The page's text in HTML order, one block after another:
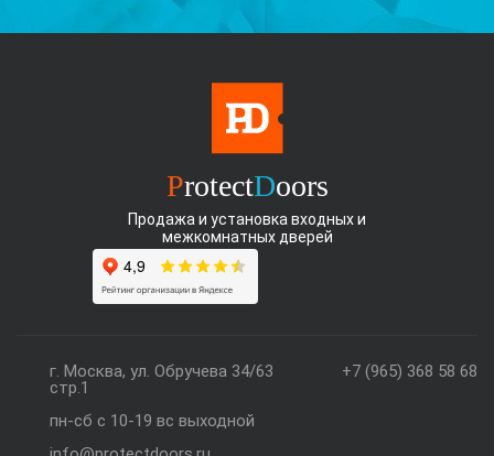
ProtectDoors
Продажа и установка входных и
межкомнатных дверей
+7 (965) 368 58 68
г. Москва, ул. Обручева 34/63
стр.1
пн-сб с 10-19 вс выходной